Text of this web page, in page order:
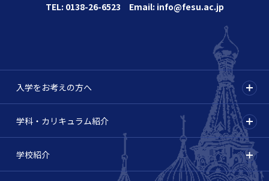
TEL: 0138-26-6523 Email: info@fesu.ac.jp
入学をお考えの方へ
学科・カリキュラム紹介
学校紹介